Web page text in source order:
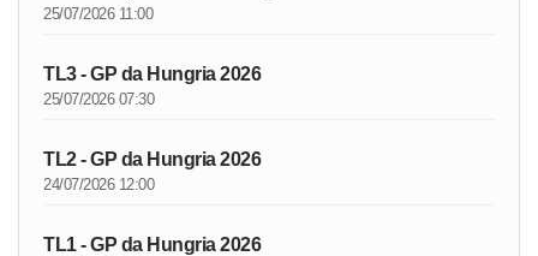
25/07/2026 11:00
TL3 - GP da Hungria 2026
25/07/2026 07:30
TL2 - GP da Hungria 2026
24/07/2026 12:00
TL1 - GP da Hungria 2026